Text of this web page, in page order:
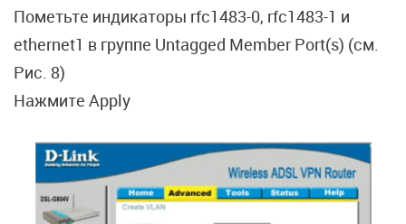
Пометьте индикаторы rfc1483-0, rfc1483-1 и
ethernet1 в группе Untagged Member Port(s) (см.
Рис. 8)
Нажмите Apply